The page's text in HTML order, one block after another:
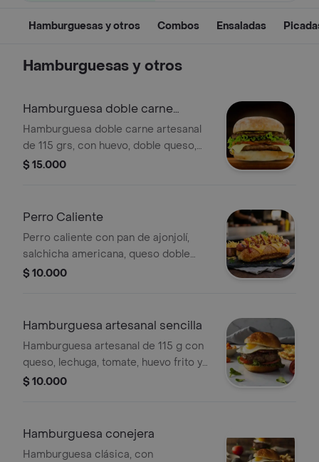
Hamburguesas y otros Combos Ensaladas
Hamburguesas y otros
Hamburguesa doble carne
artesanal
Hamburguesa doble carne artesanal
de 115 grs, con huevo, doble queso,
lechuga, tomate, cabello de ángel y
$ 15.000
Perro Caliente
Perro caliente con pan de ajonjolí,
salchicha americana, queso doble
crema, papas tipo cabello de ángel,
$ 10.000
Hamburguesa artesanal sencilla
Hamburguesa artesanal de 115 g con
queso, lechuga, tomate, huevo frito y
salsas varias.
$ 10.000
Hamburguesa conejera
Hamburguesa clásica, con